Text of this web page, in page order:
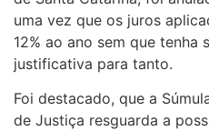
uma vez que os juros
12% ao ano sem que tenha
justificativa para tanto.
Foi destacado, que a
de Justiça resguarda a